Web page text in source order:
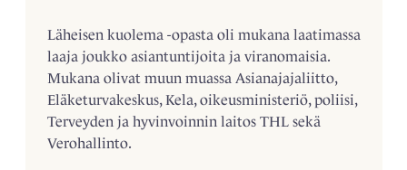
Läheisen kuolema -opasta oli mukana laatimassa
laaja joukko asiantuntijoita ja viranomaisia.
Mukana olivat muun muassa Asianajajaliitto,
Eläketurvakeskus, Kela, oikeusministeriö, poliisi,
Terveyden ja hyvinvoinnin laitos THL sekä
Verohallinto.